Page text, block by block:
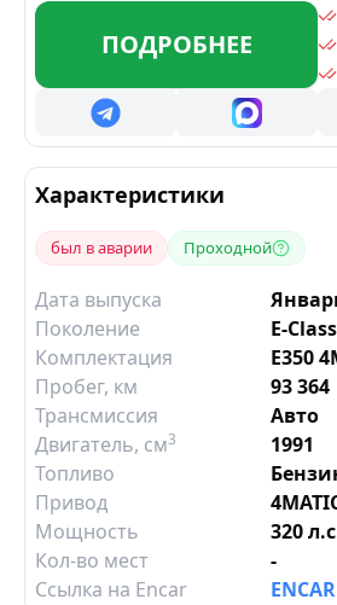
ПОДРОБНЕЕ
Характеристики
был в аварии Проходной
Дата выпуска
Поколение
E-
Комплектация
E350
Пробег, км
93 364
Трансмиссия
Авто
Двигатель, см3
1991
Топливо
Привод
Мощность
320
Кол-во мест
-
Ссылка на Encar
ENCAR